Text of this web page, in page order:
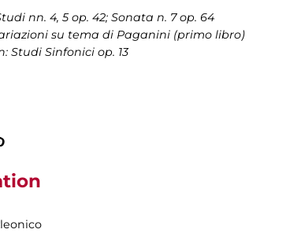
nn. 4, 5 op. 42; Sonata n. 7 op. 64
su tema di Paganini (primo libro)
Studi Sinfonici op. 13